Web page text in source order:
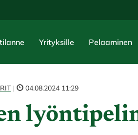
Yrityksille Pelaaminen
| 04.08.2024 11:29